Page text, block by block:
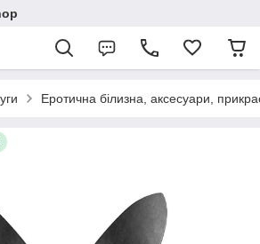
Еротична білизна, аксесуари,